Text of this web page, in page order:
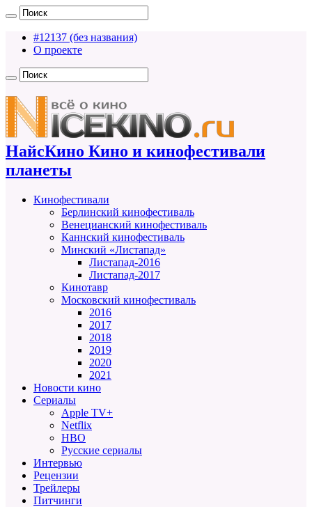
#12137 (без названия)
О проекте
НайсКино Кино и кинофестивали
планеты
Кинофестивали
Берлинский кинофестиваль
Венецианский кинофестиваль
Каннский кинофестиваль
Минский «Листапад»
Листапад-2016
Листапад-2017
Кинотавр
Московский кинофестиваль
2016
2017
2018
2019
2020
2021
Новости кино
Сериалы
Apple TV+
Netflix
HBO
Русские сериалы
Интервью
Рецензии
Трейлеры
Питчинги